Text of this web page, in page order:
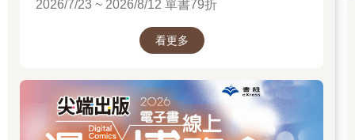
2026/7/23 ~ 2026/8/12 單書79折
看更多